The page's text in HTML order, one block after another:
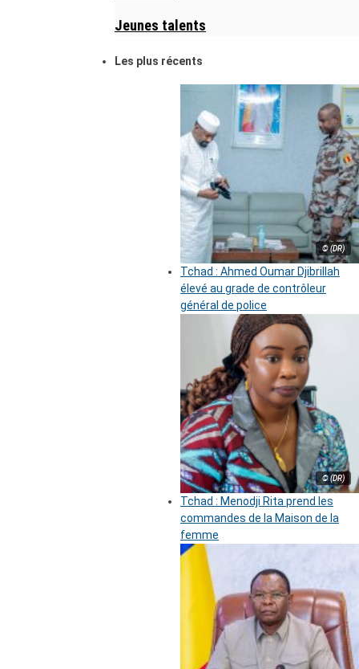
Jeunes talents
Les plus récents
© (DR)
Tchad : Ahmed Oumar Djibrillah
élevé au grade de contrôleur
général de police
© (DR)
Tchad : Menodji Rita prend les
commandes de la Maison de la
femme